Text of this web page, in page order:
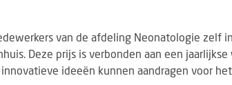
van de afdeling Neonatologie zelf
Deze prijs is verbonden aan een
ideeën kunnen aandragen voor